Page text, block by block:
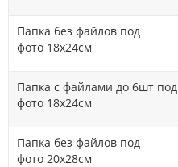
Папка без файлов под
фото 18х24см
Папка с файлами до 6шт под
фото 18х24см
Папка без файлов под
фото 20х28см